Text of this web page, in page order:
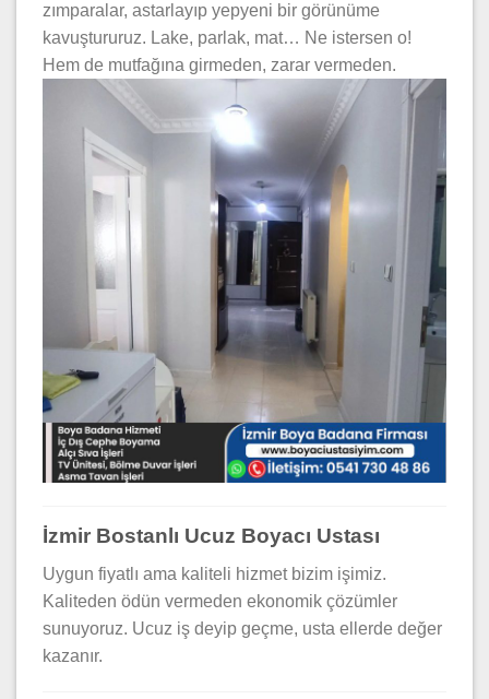
zımparalar, astarlayıp yepyeni bir görünüme
kavuştururuz. Lake, parlak, mat… Ne istersen o!
Hem de mutfağına girmeden, zarar vermeden.
İzmir Bostanlı Ucuz Boyacı Ustası
Uygun fiyatlı ama kaliteli hizmet bizim işimiz.
Kaliteden ödün vermeden ekonomik çözümler
sunuyoruz. Ucuz iş deyip geçme, usta ellerde değer
kazanır.